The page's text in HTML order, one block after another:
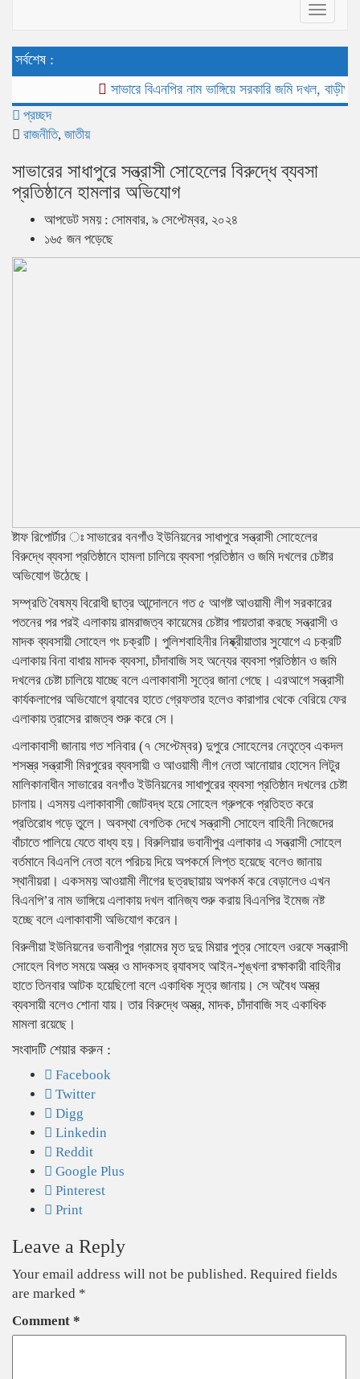
Toggle
সর্বশেষ :
সাভারে বিএনপির নাম ভাঙ্গিয়ে সরকারি জমি দখল, বাড়ীঘর ভাংচুর
প্রচ্ছদ
রাজনীতি, জাতীয়
সাভারের সাধাপুরে সন্ত্রাসী সোহেলের বিরুদ্ধে ব্যবসা
প্রতিষ্ঠানে হামলার অভিযোগ
আপডেট সময় : সোমবার, ৯ সেপ্টেম্বর, ২০২৪
১৬৫ জন পড়েছে
ষ্টাফ রিপোর্টার ঃ সাভারের বনগাঁও ইউনিয়নের সাধাপুরে সন্ত্রাসী সোহেলের
বিরুদ্ধে ব্যবসা প্রতিষ্ঠানে হামলা চালিয়ে ব্যবসা প্রতিষ্ঠান ও জমি দখলের চেষ্টার
অভিযোগ উঠেছে।
সম্প্রতি বৈষম্য বিরোধী ছাত্র আন্দোলনে গত ৫ আগষ্ট আওয়ামী লীগ সরকারের
পতনের পর পরই এলাকায় রামরাজত্ব কায়েমের চেষ্টার পায়তারা করছে সন্ত্রাসী ও
মাদক ব্যবসায়ী সোহেল গং চক্রটি। পুলিশবাহিনীর নিষ্ক্রীয়াতার সুযোগে এ চক্রটি
এলাকায় বিনা বাধায় মাদক ব্যবসা, চাঁদাবাজি সহ অন্যের ব্যবসা প্রতিষ্ঠান ও জমি
দখলের চেষ্টা চালিয়ে যাচ্ছে বলে এলাকাবাসী সূত্রে জানা গেছে। এরআগে সন্ত্রাসী
কার্যকলাপের অভিযোগে র‌্যাবের হাতে গ্রেফতার হলেও কারাগার থেকে বেরিয়ে ফের
এলাকায় ত্রাসের রাজত্ব শুরু করে সে।
এলাকাবাসী জানায় গত শনিবার (৭ সেপ্টেম্বর) দুপুরে সোহেলের নেতৃত্বে একদল
শসস্ত্র সন্ত্রাসী মিরপুরের ব্যবসায়ী ও আওয়ামী লীগ নেতা আনোয়ার হোসেন লিটুর
মালিকানাধীন সাভারের বনগাঁও ইউনিয়নের সাধাপুরের ব্যবসা প্রতিষ্ঠান দখলের চেষ্টা
চালায়। এসময় এলাকাবাসী জোটবদ্ধ হয়ে সোহেল গ্রুপকে প্রতিহত করে
প্রতিরোধ গড়ে তুলে। অবস্থা বেগতিক দেখে সন্ত্রাসী সোহেল বাহিনী নিজেদের
বাঁচাতে পালিয়ে যেতে বাধ্য হয়। বিরুলিয়ার ভবানীপুর এলাকার এ সন্ত্রাসী সোহেল
বর্তমানে বিএনপি নেতা বলে পরিচয় দিয়ে অপকর্মে লিপ্ত হয়েছে বলেও জানায়
স্থানীয়রা। একসময় আওয়ামী লীগের ছত্রছায়ায় অপকর্ম করে বেড়ালেও এখন
বিএনপি’র নাম ভাঙ্গিয়ে এলাকায় দখল বানিজ্য শুরু করায় বিএনপির ইমেজ নষ্ট
হচ্ছে বলে এলাকাবাসী অভিযোগ করেন।
বিরুলীয়া ইউনিয়নের ভবানীপুর গ্রামের মৃত দুদু মিয়ার পুত্র সোহেল ওরফে সন্ত্রাসী
সোহেল বিগত সময়ে অস্ত্র ও মাদকসহ র‌্যাবসহ আইন-শৃঙ্খলা রক্ষাকারী বাহিনীর
হাতে তিনবার আটক হয়েছিলো বলে একাধিক সূত্র জানায়। সে অবৈধ অস্ত্র
ব্যবসায়ী বলেও শোনা যায়। তার বিরুদ্ধে অস্ত্র, মাদক, চাঁদাবাজি সহ একাধিক
মামলা রয়েছে।
সংবাদটি শেয়ার করুন :
Facebook
Twitter
Digg
Linkedin
Reddit
Google Plus
Pinterest
Print
Leave a Reply
Your email address will not be published. Required fields
are marked *
Comment *